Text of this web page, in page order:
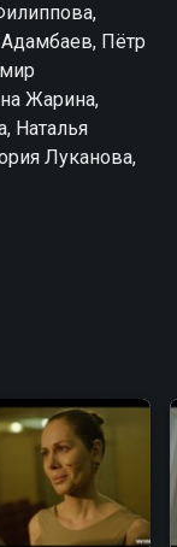
Пётр
Жарина,
Наталья
Луканова,